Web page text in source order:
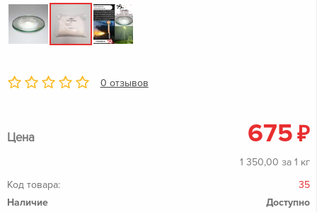
0 отзывов
Цена 675 ₽
1 350,00 за 1 кг
Код товара:
35
Наличие
Доступно